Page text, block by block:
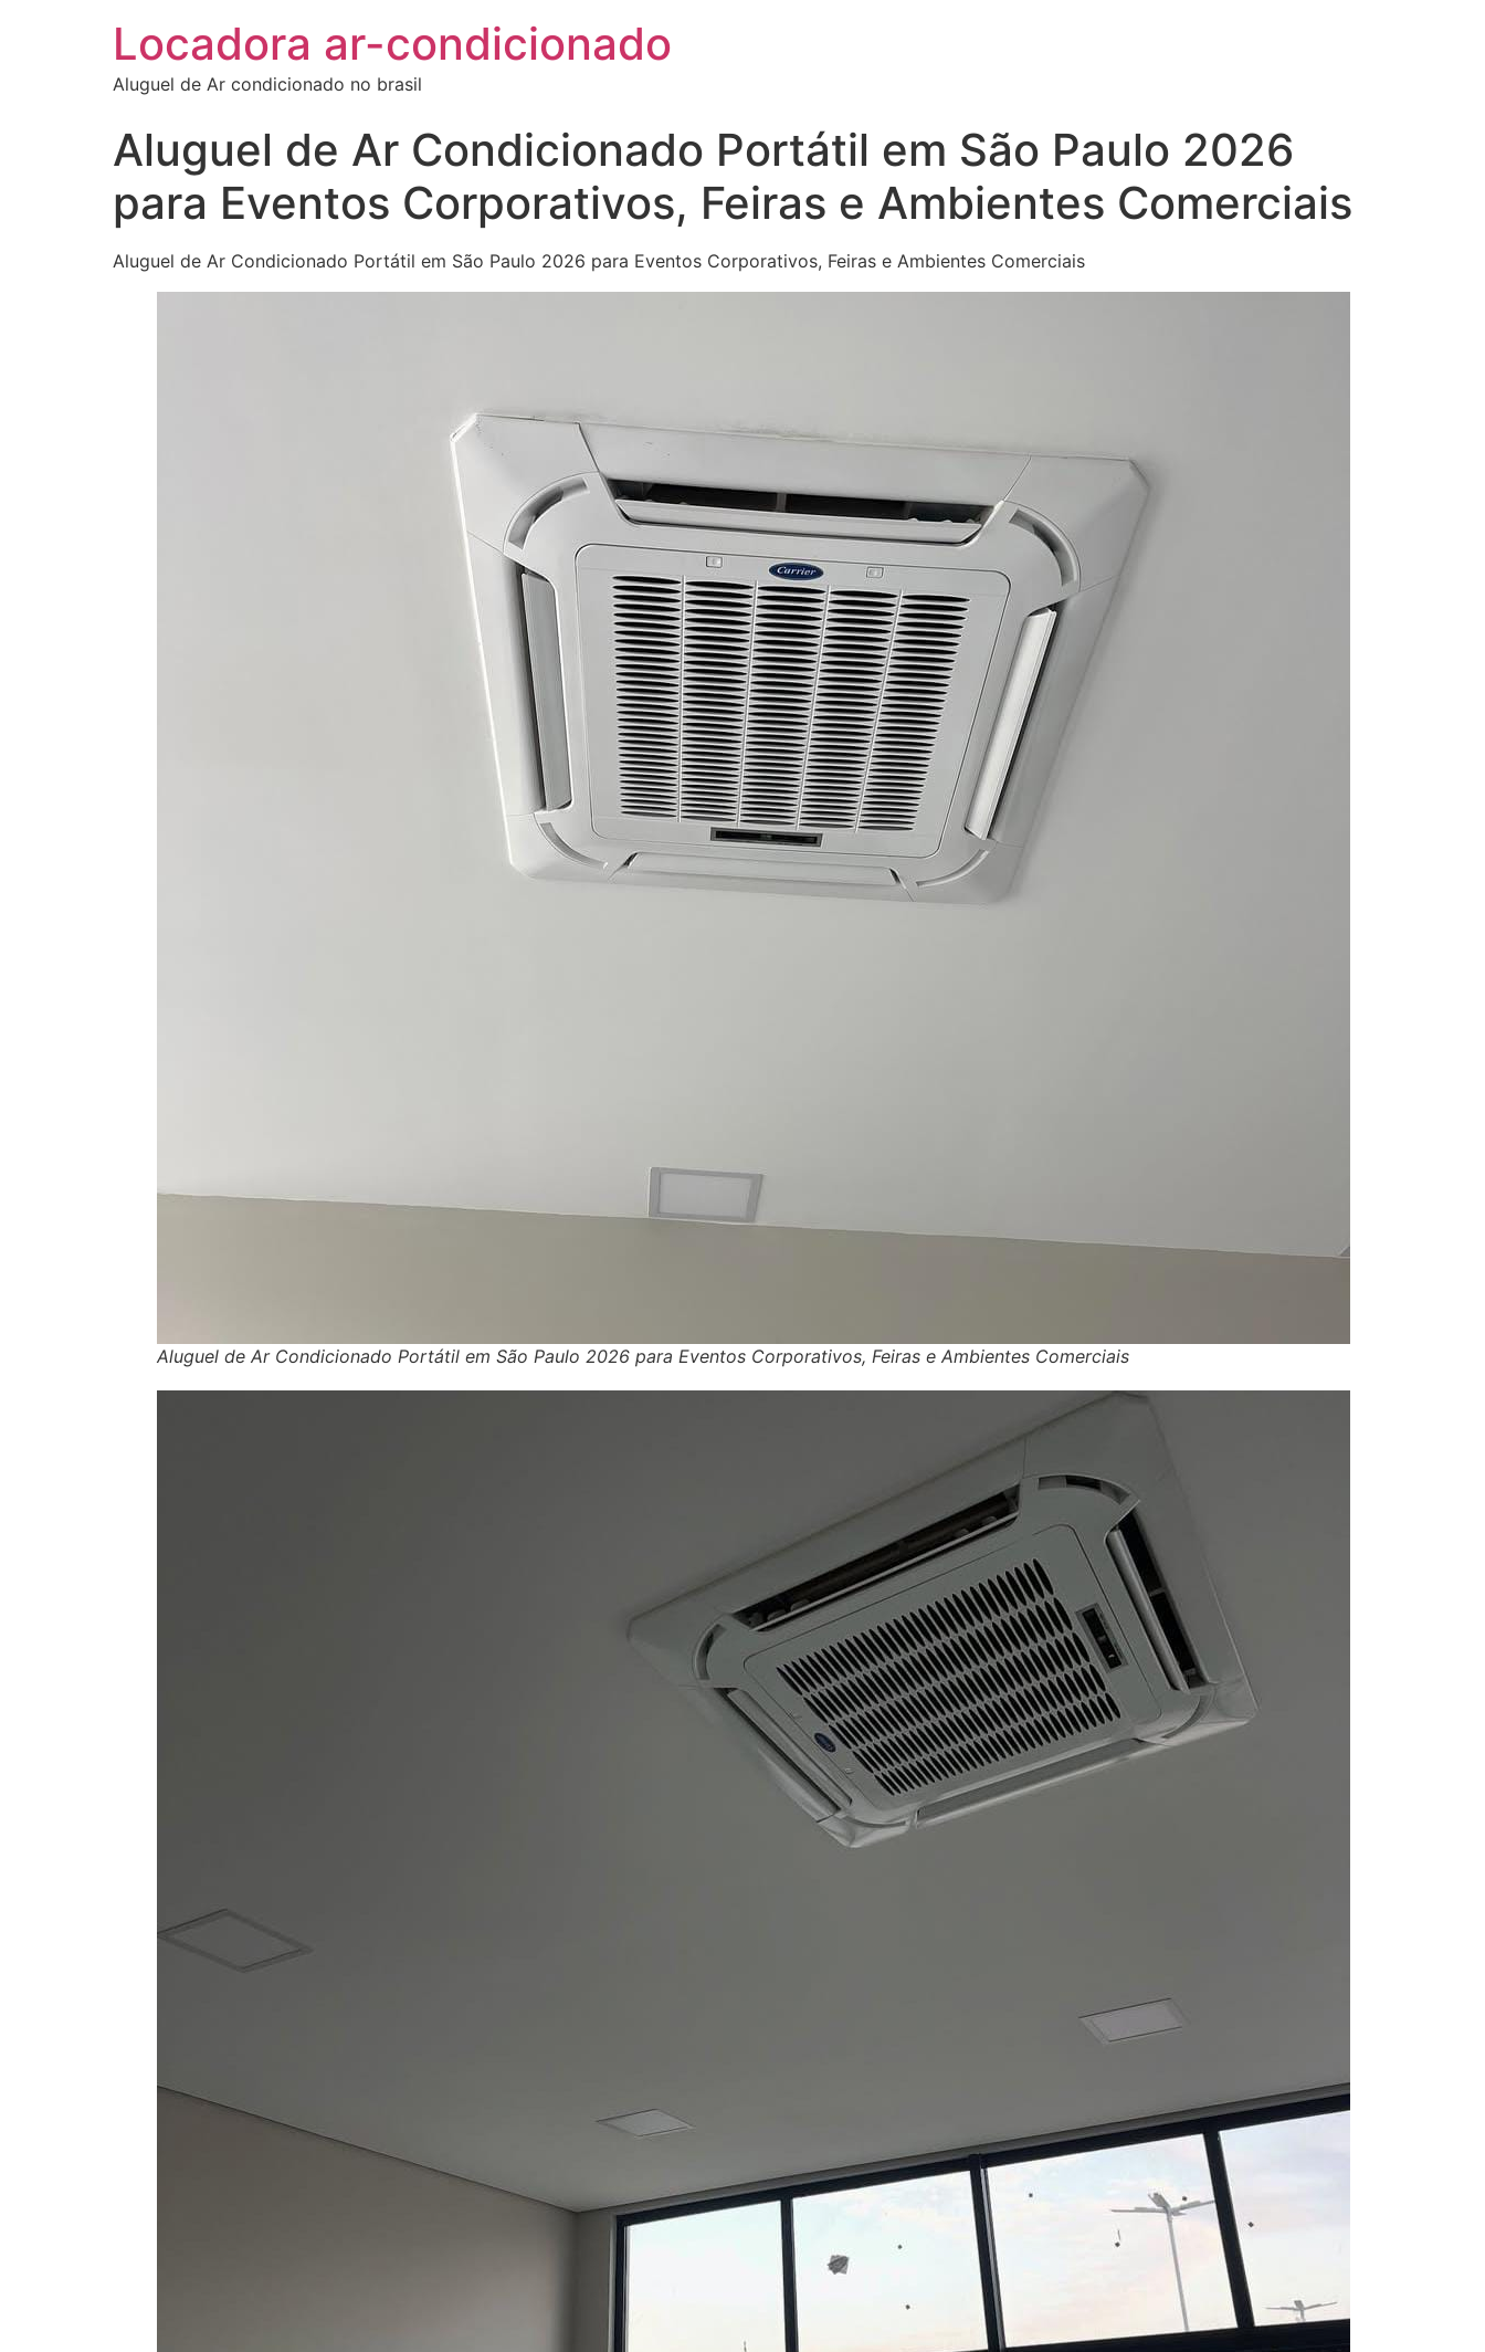
Locadora ar-condicionado
Aluguel de Ar condicionado no brasil
Aluguel de Ar Condicionado Portátil em São Paulo 2026
para Eventos Corporativos, Feiras e Ambientes Comerciais
Aluguel de Ar Condicionado Portátil em São Paulo 2026 para Eventos Corporativos, Feiras e Ambientes Comerciais
Aluguel de Ar Condicionado Portátil em São Paulo 2026 para Eventos Corporativos, Feiras e Ambientes Comerciais